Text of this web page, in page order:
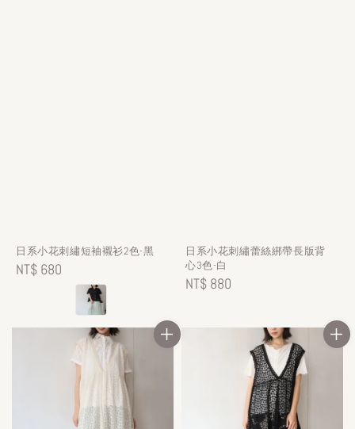
日系小花刺繡短袖襯衫2色-黑
Regular
NT$ 680
日系小花刺繡蕾絲綁帶長版背
心3色-白
Regular
NT$ 880